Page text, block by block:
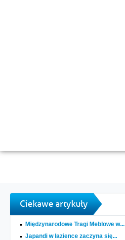
Ciekawe artykuły
Międzynarodowe Tragi Meblowe w...
Japandi w łazience zaczyna się...